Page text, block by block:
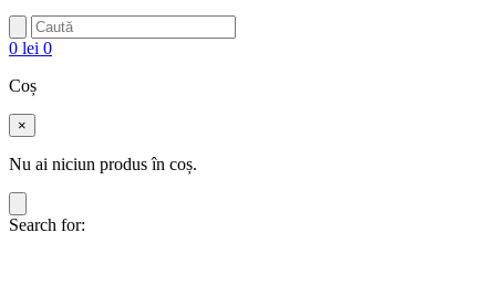
0 lei 0
Coș
×
Nu ai niciun produs în coș.
Search for: